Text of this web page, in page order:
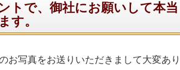
トで、御社にお願いして本当
す。
お写真をお送りいただきまして大変あり